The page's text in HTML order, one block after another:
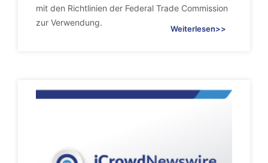
mit den Richtlinien der Federal Trade Commission
zur Verwendung.
Weiterlesen>>